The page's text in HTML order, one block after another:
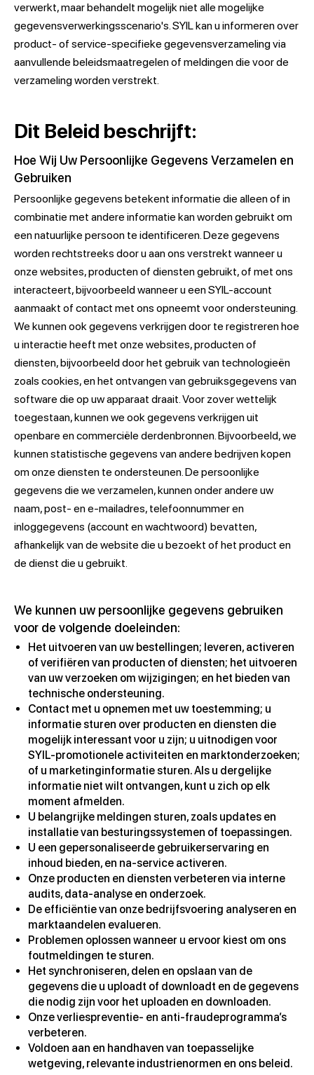
verwerkt, maar behandelt mogelijk niet alle mogelijke
gegevensverwerkingsscenario's. SYIL kan u informeren over
product- of service-specifieke gegevensverzameling via
aanvullende beleidsmaatregelen of meldingen die voor de
verzameling worden verstrekt.
Dit Beleid beschrijft:
Hoe Wij Uw Persoonlijke Gegevens Verzamelen en
Gebruiken
Persoonlijke gegevens betekent informatie die alleen of in
combinatie met andere informatie kan worden gebruikt om
een natuurlijke persoon te identificeren. Deze gegevens
worden rechtstreeks door u aan ons verstrekt wanneer u
onze websites, producten of diensten gebruikt, of met ons
interacteert, bijvoorbeeld wanneer u een SYIL-account
aanmaakt of contact met ons opneemt voor ondersteuning.
We kunnen ook gegevens verkrijgen door te registreren hoe
u interactie heeft met onze websites, producten of
diensten, bijvoorbeeld door het gebruik van technologieën
zoals cookies, en het ontvangen van gebruiksgegevens van
software die op uw apparaat draait. Voor zover wettelijk
toegestaan, kunnen we ook gegevens verkrijgen uit
openbare en commerciële derdenbronnen. Bijvoorbeeld, we
kunnen statistische gegevens van andere bedrijven kopen
om onze diensten te ondersteunen. De persoonlijke
gegevens die we verzamelen, kunnen onder andere uw
naam, post- en e-mailadres, telefoonnummer en
inloggegevens (account en wachtwoord) bevatten,
afhankelijk van de website die u bezoekt of het product en
de dienst die u gebruikt.
We kunnen uw persoonlijke gegevens gebruiken
voor de volgende doeleinden:
Het uitvoeren van uw bestellingen; leveren, activeren
of verifiëren van producten of diensten; het uitvoeren
van uw verzoeken om wijzigingen; en het bieden van
technische ondersteuning.
Contact met u opnemen met uw toestemming; u
informatie sturen over producten en diensten die
mogelijk interessant voor u zijn; u uitnodigen voor
SYIL-promotionele activiteiten en marktonderzoeken;
of u marketinginformatie sturen. Als u dergelijke
informatie niet wilt ontvangen, kunt u zich op elk
moment afmelden.
U belangrijke meldingen sturen, zoals updates en
installatie van besturingssystemen of toepassingen.
U een gepersonaliseerde gebruikerservaring en
inhoud bieden, en na-service activeren.
Onze producten en diensten verbeteren via interne
audits, data-analyse en onderzoek.
De efficiëntie van onze bedrijfsvoering analyseren en
marktaandelen evalueren.
Problemen oplossen wanneer u ervoor kiest om ons
foutmeldingen te sturen.
Het synchroniseren, delen en opslaan van de
gegevens die u uploadt of downloadt en de gegevens
die nodig zijn voor het uploaden en downloaden.
Onze verliespreventie- en anti-fraudeprogramma’s
verbeteren.
Voldoen aan en handhaven van toepasselijke
wetgeving, relevante industrienormen en ons beleid.